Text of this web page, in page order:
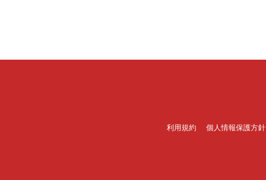
利用規約 個人情報保護方針